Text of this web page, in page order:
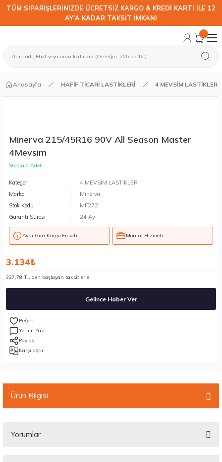
TÜM SİPARİŞLERİNİZDE ÜCRETSİZ KARGO & KREDİ KARTI İLE 12
AY'A KADAR TAKSİT İMKANI
Anasayfa HAFİF TİCARİ LASTİKLERİ 4 MEVSİM LASTİKLER
Minerva 215/45R16 90V All Season Master
4Mevsim
Stokta 0 Adet
Kategori
4 MEVSİM LASTİKLER
Marka
Minerva
Stok Kodu
MF272
Garanti Süresi
24 Ay
Aynı Gün Kargo Fırsatı Montaj Hizmeti
3.134₺
337,78 TL den başlayan taksitlerle!
Gelince Haber Ver
Yorum Yaz
Paylaş
Karşılaştır
Ürün Bilgisi
Yorumlar